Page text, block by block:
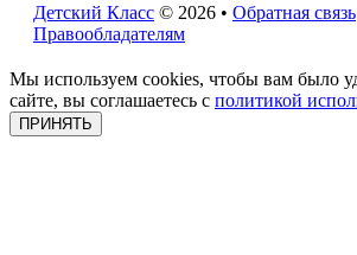
Детский Класс © 2026 • Обратная связь
Правообладателям
Мы используем cookies, чтобы вам было
сайте, вы соглашаетесь с политикой
ПРИНЯТЬ